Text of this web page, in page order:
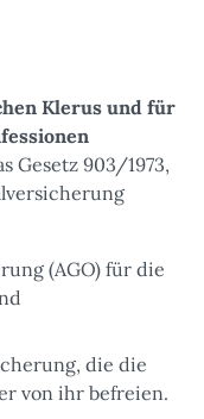
Klerus und für
Gesetz 903/1973,
(AGO) für die
die die
von ihr befreien.